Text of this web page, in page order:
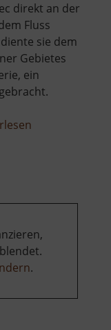
direkt an der
Fluss
sie dem
Gebietes
ein
.